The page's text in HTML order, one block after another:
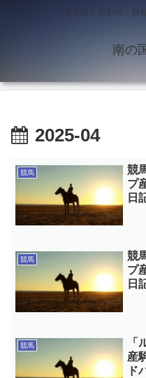
今十分しあわせ 自
南の
2025-04
競馬
競
プ
日
競馬
競
プ
日
競馬
「
産
ド